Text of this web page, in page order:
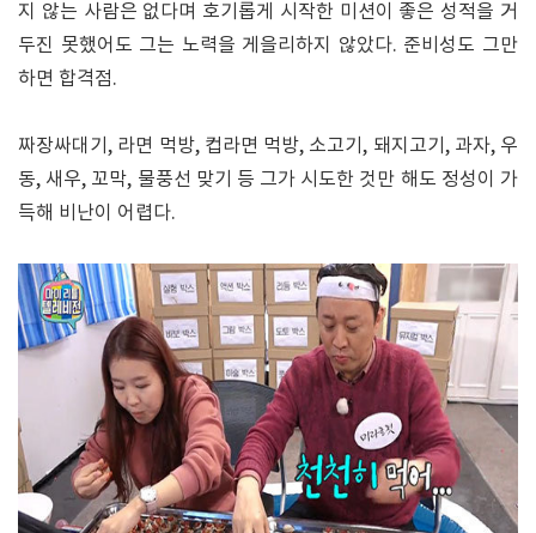
지 않는 사람은 없다며 호기롭게 시작한 미션이 좋은 성적을 거
두진 못했어도 그는 노력을 게을리하지 않았다. 준비성도 그만
하면 합격점.
짜장싸대기, 라면 먹방, 컵라면 먹방, 소고기, 돼지고기, 과자, 우
동, 새우, 꼬막, 물풍선 맞기 등 그가 시도한 것만 해도 정성이 가
득해 비난이 어렵다.